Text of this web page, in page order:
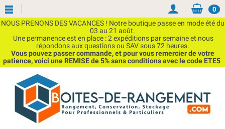
NOUS PRENONS DES VACANCES ! Notre boutique passe en mode été du
03 au 21 août.
Une permanence est en place : 2 expéditions par semaine et nous
répondons aux questions ou SAV sous 72 heures.
Vous pouvez passer commande, et pour vous remercier de votre
patience, voici une REMISE de 5% sans conditions avec le code ETE5
0